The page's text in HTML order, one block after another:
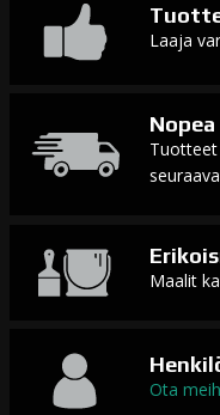
Laaja
Tuotteet
Maalit
Ota